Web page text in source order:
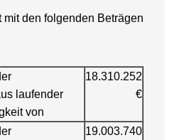
den folgenden Beträgen
laufender
von
18.310.252
€
19.003.740